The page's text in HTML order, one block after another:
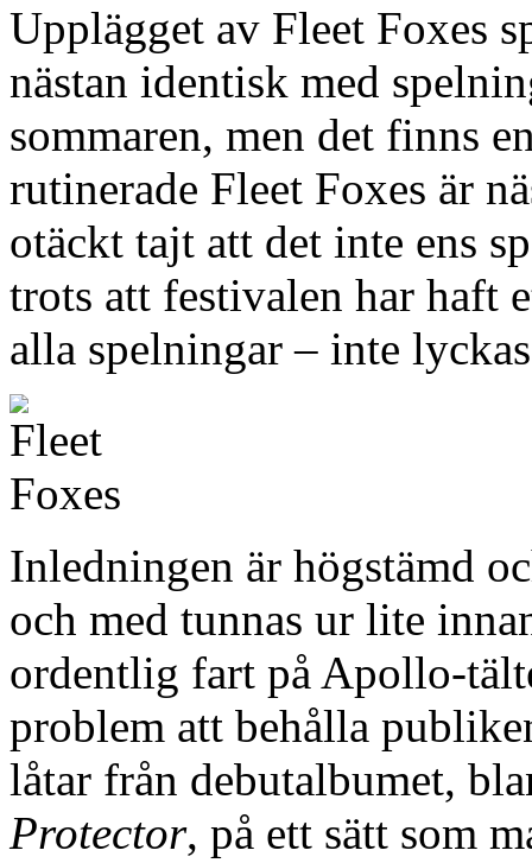
Upplägget av Fleet Foxes
nästan identisk med
sommaren, men det finns
rutinerade Fleet Foxes är
otäckt tajt att det inte ens
trots att festivalen har haft
alla spelningar – inte
Inledningen är högstämd
och med tunnas ur lite
ordentlig fart på Apollo-
problem att behålla
låtar från debutalbumet,
Protector, på ett sätt som